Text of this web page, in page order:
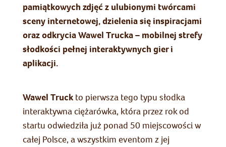
pamiątkowych zdjęć z ulubionymi twórcami
sceny internetowej, dzielenia się inspiracjami
oraz odkrycia Wawel Trucka – mobilnej strefy
słodkości pełnej interaktywnych gier i
aplikacji.
Wawel Truckto pierwsza tego typu słodka
interaktywna ciężarówka, która przez rok od
startu odwiedziła już ponad 50 miejscowości w
całej Polsce, a wszystkim eventom z jej